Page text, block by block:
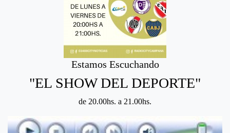
Estamos Escuchando
"EL SHOW DEL DEPORTE"
de 20.00hs. a 21.00hs.